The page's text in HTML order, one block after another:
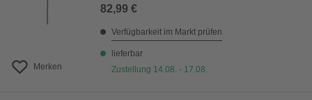
Merken
82,99 €
Verfügbarkeit im Markt prüfen
lieferbar
Zustellung 14.08. - 17.08.